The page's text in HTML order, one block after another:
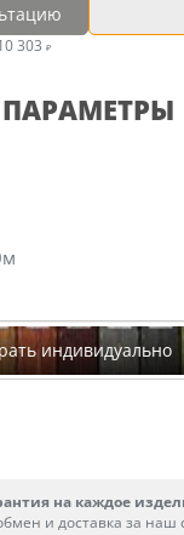
ПАРАМЕТРЫ
индивидуально
303
на каждое
и доставка за наш